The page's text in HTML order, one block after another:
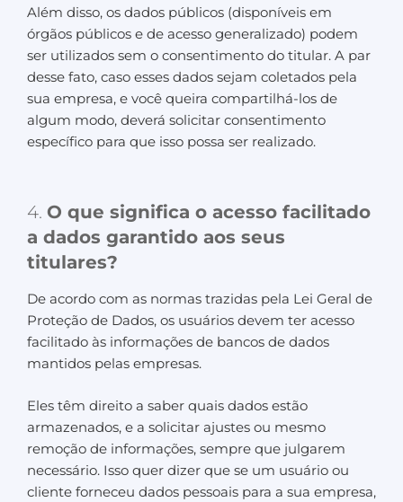
Além disso, os dados públicos (disponíveis em
órgãos públicos e de acesso generalizado) podem
ser utilizados sem o consentimento do titular. A par
desse fato, caso esses dados sejam coletados pela
sua empresa, e você queira compartilhá-los de
algum modo, deverá solicitar consentimento
específico para que isso possa ser realizado.
4. O que significa o acesso facilitado
a dados garantido aos seus
titulares?
De acordo com as normas trazidas pela Lei Geral de
Proteção de Dados, os usuários devem ter acesso
facilitado às informações de bancos de dados
mantidos pelas empresas.
Eles têm direito a saber quais dados estão
armazenados, e a solicitar ajustes ou mesmo
remoção de informações, sempre que julgarem
necessário. Isso quer dizer que se um usuário ou
cliente forneceu dados pessoais para a sua empresa,